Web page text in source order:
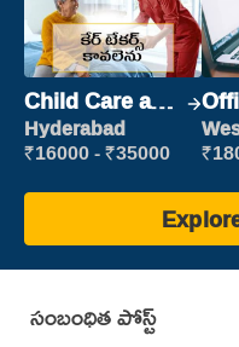
Child Care and
Patient care
Hyderabad
₹16000 - ₹35000
సంబంధిత పోస్ట్